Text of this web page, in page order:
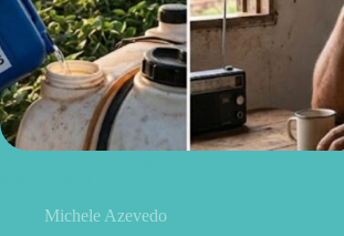
Michele Azevedo